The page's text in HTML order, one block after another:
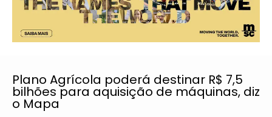
Plano Agrícola poderá destinar R$ 7,5
bilhões para aquisição de máquinas, diz
o Mapa